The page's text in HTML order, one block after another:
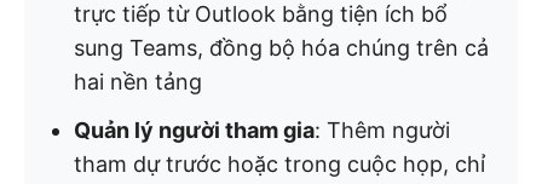
trực tiếp từ Outlook bằng tiện ích bổ
sung Teams, đồng bộ hóa chúng trên cả
hai nền tảng
Quản lý người tham gia: Thêm người
tham dự trước hoặc trong cuộc họp, chỉ